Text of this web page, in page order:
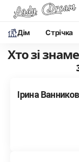
Дім Cтрічка
Хто зі
Ірина